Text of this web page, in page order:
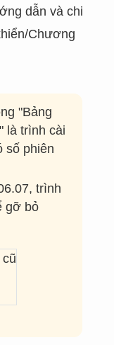
dẫn và chi
Chương
"Bảng
là trình cài
số phiên
trình
gỡ bỏ